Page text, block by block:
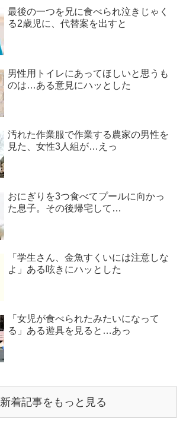
最後の一つを兄に食べられ泣きじゃく
る2歳児に、代替案を出すと
男性用トイレにあってほしいと思うも
のは…ある意見にハッとした
汚れた作業服で作業する農家の男性を
見た、女性3人組が…えっ
おにぎりを3つ食べてプールに向かっ
た息子。その後帰宅して…
「学生さん、金魚すくいには注意しな
よ」ある呟きにハッとした
「女児が食べられたみたいになって
る」ある遊具を見ると…あっ
新着記事をもっと見る